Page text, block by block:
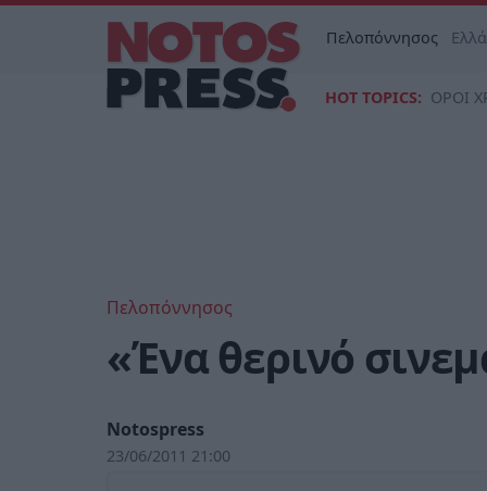
Πελοπόννησος
HOT TOPICS: ΟΡΟΙ
Πελοπόννησος
«Ένα θερινό
Notospress
23/06/2011 21:00